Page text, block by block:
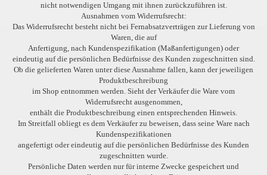
nicht notwendigen Umgang mit ihnen zurückzuführen ist.
Ausnahmen vom Widerrufsrecht:
Das Widerrufsrecht besteht nicht bei Fernabsatzverträgen zur Lieferung von
Waren, die auf
Anfertigung, nach Kundenspezifikation (Maßanfertigungen) oder
eindeutig auf die persönlichen Bedürfnisse des Kunden zugeschnitten sind.
Ob die gelieferten Waren unter diese Ausnahme fallen, kann der jeweiligen
Produktbeschreibung
im Shop entnommen werden. Sieht der Verkäufer die Ware vom
Widerrufsrecht ausgenommen,
enthält die Produktbeschreibung einen entsprechenden Hinweis.
Im Streitfall obliegt es dem Verkäufer zu beweisen, dass seine Ware nach
Kundenspezifikationen
angefertigt oder eindeutig auf die persönlichen Bedürfnisse des Kunden
zugeschnitten wurde.
Persönliche Daten werden nur für interne Zwecke gespeichert und